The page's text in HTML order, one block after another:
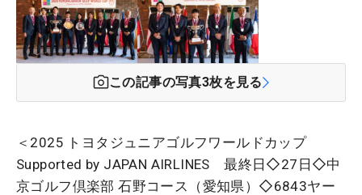
この記事の写真3枚を見る
＜2025 トヨタジュニアゴルフワールドカップ
Supported by JAPAN AIRLINES 最終日◇27日◇中
京ゴルフ倶楽部 石野コース（愛知県）◇6843ヤー